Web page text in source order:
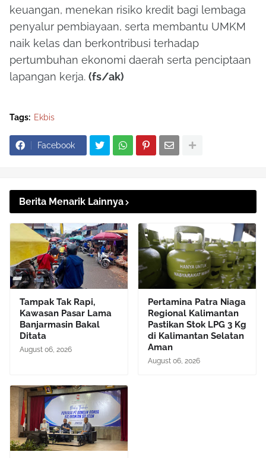
keuangan, menekan risiko kredit bagi lembaga
penyalur pembiayaan, serta membantu UMKM
naik kelas dan berkontribusi terhadap
pertumbuhan ekonomi daerah serta penciptaan
lapangan kerja. (fs/ak)
Tags: Ekbis
Facebook
Berita Menarik Lainnya
Tampak Tak Rapi,
Kawasan Pasar Lama
Banjarmasin Bakal
Ditata
August 06, 2026
Pertamina Patra Niaga
Regional Kalimantan
Pastikan Stok LPG 3 Kg
di Kalimantan Selatan
Aman
August 06, 2026